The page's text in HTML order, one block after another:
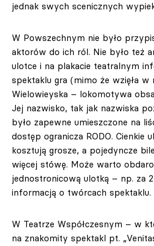
jednak swych scenicznych
W Powszechnym nie było
aktorów do ich ról. Nie było też
ulotce i na plakacie teatralnym
spektaklu gra (mimo że wzięła w
Wielowieyska – lokomotywa
Jej nazwisko, tak jak nazwiska
było zapewne umieszczone na
dostęp ogranicza RODO. Cienkie
kosztują grosze, a pojedyncze
więcej stówę. Może warto
jednostronicową ulotką – np. za
informacją o twórcach spektaklu.
W Teatrze Współczesnym – w
na znakomity spektakl pt.